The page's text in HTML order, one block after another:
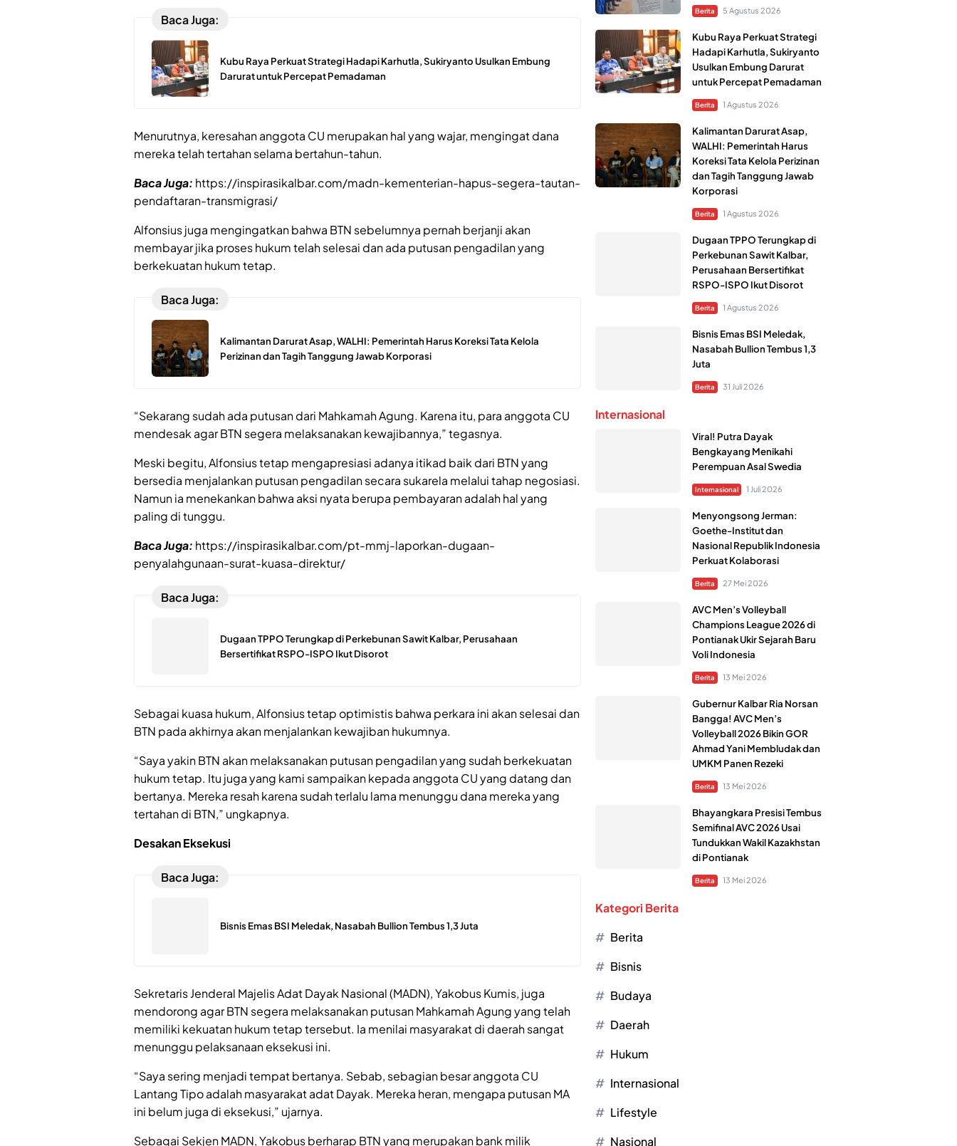
Baca Juga:
Kubu Raya Perkuat Strategi Hadapi Karhutla, Sukiryanto Usulkan Embung
Darurat untuk Percepat Pemadaman
Menurutnya, keresahan anggota CU merupakan hal yang wajar, mengingat dana
mereka telah tertahan selama bertahun-tahun.
Baca Juga: https://inspirasikalbar.com/madn-kementerian-hapus-segera-tautan-
pendaftaran-transmigrasi/
Alfonsius juga mengingatkan bahwa BTN sebelumnya pernah berjanji akan
membayar jika proses hukum telah selesai dan ada putusan pengadilan yang
berkekuatan hukum tetap.
Baca Juga:
Kalimantan Darurat Asap, WALHI: Pemerintah Harus Koreksi Tata Kelola
Perizinan dan Tagih Tanggung Jawab Korporasi
“Sekarang sudah ada putusan dari Mahkamah Agung. Karena itu, para anggota CU
mendesak agar BTN segera melaksanakan kewajibannya,” tegasnya.
Meski begitu, Alfonsius tetap mengapresiasi adanya itikad baik dari BTN yang
bersedia menjalankan putusan pengadilan secara sukarela melalui tahap negosiasi.
Namun ia menekankan bahwa aksi nyata berupa pembayaran adalah hal yang
paling di tunggu.
Baca Juga: https://inspirasikalbar.com/pt-mmj-laporkan-dugaan-
penyalahgunaan-surat-kuasa-direktur/
Baca Juga:
Dugaan TPPO Terungkap di Perkebunan Sawit Kalbar, Perusahaan
Bersertifikat RSPO-ISPO Ikut Disorot
Sebagai kuasa hukum, Alfonsius tetap optimistis bahwa perkara ini akan selesai dan
BTN pada akhirnya akan menjalankan kewajiban hukumnya.
“Saya yakin BTN akan melaksanakan putusan pengadilan yang sudah berkekuatan
hukum tetap. Itu juga yang kami sampaikan kepada anggota CU yang datang dan
bertanya. Mereka resah karena sudah terlalu lama menunggu dana mereka yang
tertahan di BTN,” ungkapnya.
Desakan Eksekusi
Baca Juga:
Bisnis Emas BSI Meledak, Nasabah Bullion Tembus 1,3 Juta
Sekretaris Jenderal Majelis Adat Dayak Nasional (MADN), Yakobus Kumis, juga
mendorong agar BTN segera melaksanakan putusan Mahkamah Agung yang telah
memiliki kekuatan hukum tetap tersebut. Ia menilai masyarakat di daerah sangat
menunggu pelaksanaan eksekusi ini.
“Saya sering menjadi tempat bertanya. Sebab, sebagian besar anggota CU
Lantang Tipo adalah masyarakat adat Dayak. Mereka heran, mengapa putusan MA
ini belum juga di eksekusi,” ujarnya.
Sebagai Sekjen MADN, Yakobus berharap BTN yang merupakan bank milik
Berita 5 Agustus 2026
Kubu Raya Perkuat Strategi
Hadapi Karhutla, Sukiryanto
Usulkan Embung Darurat
untuk Percepat Pemadaman
Berita 1 Agustus 2026
Kalimantan Darurat Asap,
WALHI: Pemerintah Harus
Koreksi Tata Kelola Perizinan
dan Tagih Tanggung Jawab
Korporasi
Berita 1 Agustus 2026
Dugaan TPPO Terungkap di
Perkebunan Sawit Kalbar,
Perusahaan Bersertifikat
RSPO-ISPO Ikut Disorot
Berita 1 Agustus 2026
Bisnis Emas BSI Meledak,
Nasabah Bullion Tembus 1,3
Juta
Berita 31 Juli 2026
Internasional
Viral! Putra Dayak
Bengkayang Menikahi
Perempuan Asal Swedia
Internasional 1 Juli 2026
Menyongsong Jerman:
Goethe-Institut dan
Nasional Republik Indonesia
Perkuat Kolaborasi
Berita 27 Mei 2026
AVC Men’s Volleyball
Champions League 2026 di
Pontianak Ukir Sejarah Baru
Voli Indonesia
Berita 13 Mei 2026
Gubernur Kalbar Ria Norsan
Bangga! AVC Men’s
Volleyball 2026 Bikin GOR
Ahmad Yani Membludak dan
UMKM Panen Rezeki
Berita 13 Mei 2026
Bhayangkara Presisi Tembus
Semifinal AVC 2026 Usai
Tundukkan Wakil Kazakhstan
di Pontianak
Berita 13 Mei 2026
Kategori Berita
Berita
Bisnis
Budaya
Daerah
Hukum
Internasional
Lifestyle
Nasional